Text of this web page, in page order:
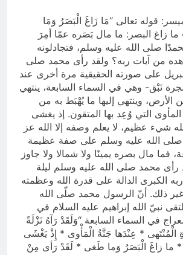
قوله تعالى “مَا زَاغَ الْبَصَرُ وَمَا
﴿النجم 17﴾ ما زاغ البصر: ما مال بَصَره عمّا أمِرَ
صلى الله عليه وسلم، فتجادلونه
من آيات ربه؟ ولقد رأى محمد صلى
على صورته الحقيقية مرة أخرى عند
نَبْق- وهي في السماء السابعة، ينتهي
الأرض، وينتهي إليها ما يُهْبَط به من
التي وُعِد بها المتقون. إذ يغشى
شيء عظيم، لا يعلم وصفه إلا الله عز
صلى الله عليه وسلم على صفة عظيمة
فما مال بصره يمينًا ولا شمالا ولا جاوز
رأى محمد صلى الله عليه وسلم ليلة
الكبرى الدالة على قدرة الله وعظمته
ذلك. أنّ الرسول محمد صلّى الله
نبيّ الله إبراهيم عليه السلام في
في السماء السابعة “وَلَقَدْ رَآهُ نَزْلَةً
* عِنْدَها جَنَّةُ الْمَأْوى * إِذْ يَغْشَى
ما زاغَ الْبَصَرُ وَما طَغى * لَقَدْ رَأى مِنْ